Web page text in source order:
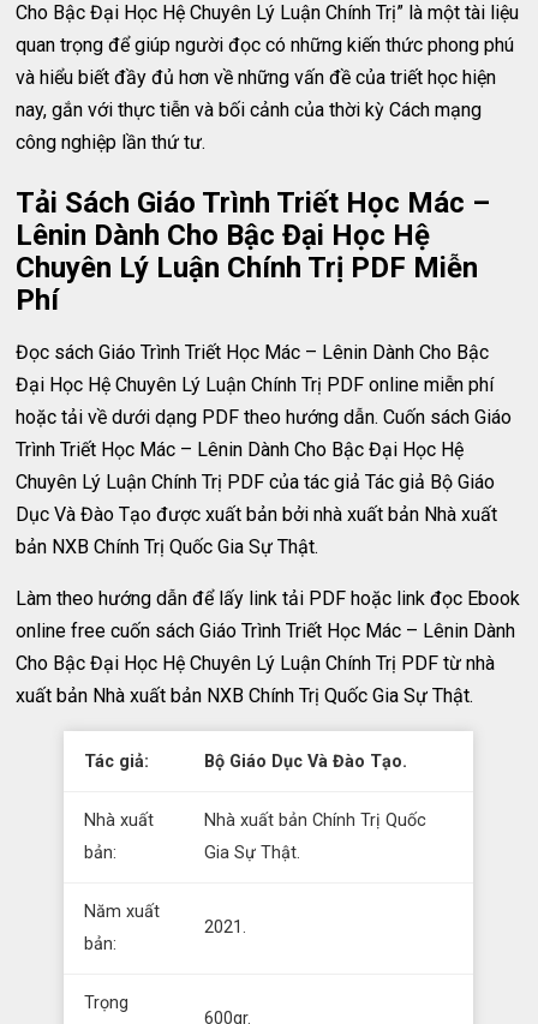
Cho Bậc Đại Học Hệ Chuyên Lý Luận Chính Trị” là một tài liệu
quan trọng để giúp người đọc có những kiến thức phong phú
và hiểu biết đầy đủ hơn về những vấn đề của triết học hiện
nay, gắn với thực tiễn và bối cảnh của thời kỳ Cách mạng
công nghiệp lần thứ tư.
Tải Sách Giáo Trình Triết Học Mác –
Lênin Dành Cho Bậc Đại Học Hệ
Chuyên Lý Luận Chính Trị PDF Miễn
Phí
Đọc sách Giáo Trình Triết Học Mác – Lênin Dành Cho Bậc
Đại Học Hệ Chuyên Lý Luận Chính Trị PDF online miễn phí
hoặc tải về dưới dạng PDF theo hướng dẫn. Cuốn sách Giáo
Trình Triết Học Mác – Lênin Dành Cho Bậc Đại Học Hệ
Chuyên Lý Luận Chính Trị PDF của tác giả Tác giả Bộ Giáo
Dục Và Đào Tạo được xuất bản bởi nhà xuất bản Nhà xuất
bản NXB Chính Trị Quốc Gia Sự Thật.
Làm theo hướng dẫn để lấy link tải PDF hoặc link đọc Ebook
online free cuốn sách Giáo Trình Triết Học Mác – Lênin Dành
Cho Bậc Đại Học Hệ Chuyên Lý Luận Chính Trị PDF từ nhà
xuất bản Nhà xuất bản NXB Chính Trị Quốc Gia Sự Thật.
Tác giả: Bộ Giáo Dục Và Đào Tạo.
Nhà xuất
bản:
Nhà xuất bản Chính Trị Quốc
Gia Sự Thật.
Năm xuất
bản:
2021.
Trọng
600gr.